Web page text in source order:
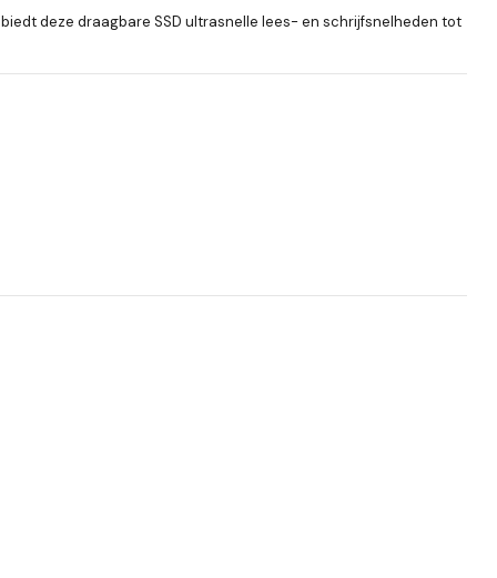
biedt deze draagbare SSD ultrasnelle lees- en schrijfsnelheden tot